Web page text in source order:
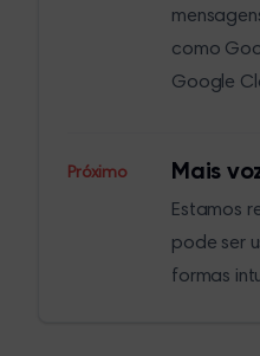
como
Google
Próximo Mais
Estamos
pode ser
formas